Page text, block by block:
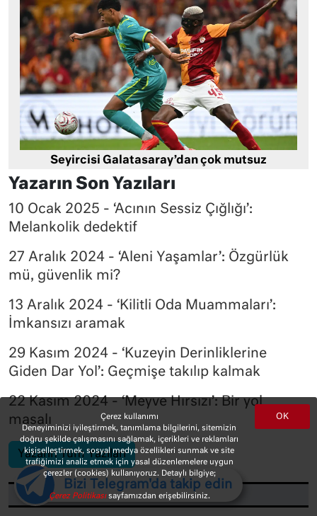
Seyircisi Galatasaray’dan çok mutsuz
Yazarın Son Yazıları
10 Ocak 2025 - ‘Acının Sessiz Çığlığı’:
Melankolik dedektif
27 Aralık 2024 - ‘Aleni Yaşamlar’: Özgürlük
mü, güvenlik mi?
13 Aralık 2024 - ‘Kilitli Oda Muammaları’:
İmkansızı aramak
29 Kasım 2024 - ‘Kuzeyin Derinliklerine
Giden Dar Yol’: Geçmişe takılıp kalmak
22 Kasım 2024 - ‘Meyve Hırsızı’: Bir yol
masalı
Yazarın Tüm Yazıları
OK
Çerez kullanımı
Deneyiminizi iyileştirmek, tanımlama bilgilerini, sitemizin
doğru şekilde çalışmasını sağlamak, içerikleri ve reklamları
kişiselleştirmek, sosyal medya özellikleri sunmak ve site
trafiğimizi analiz etmek için yasal düzenlemelere uygun
çerezler (cookies) kullanıyoruz. Detaylı bilgiye;
Çerez Politikasısayfamızdan erişebilirsiniz.
Bizi Telegram'da takip edin